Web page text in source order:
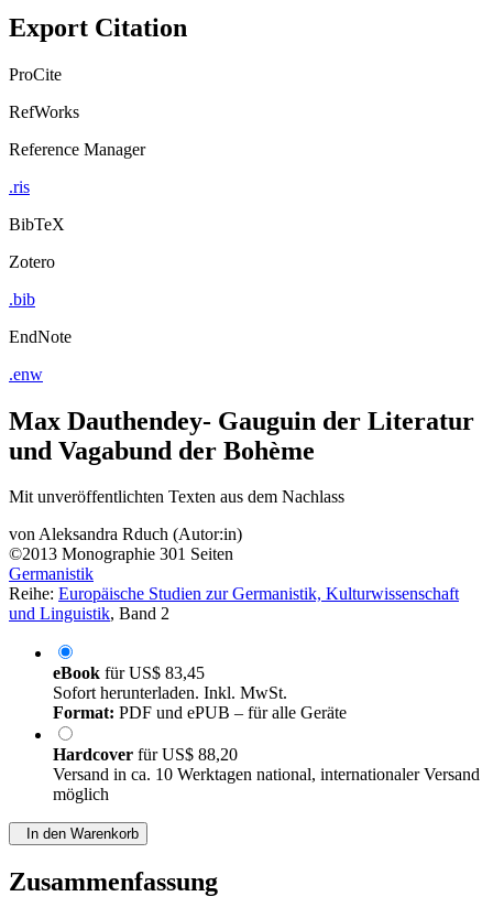
Export Citation
ProCite
RefWorks
Reference Manager
.ris
BibTeX
Zotero
.bib
EndNote
.enw
Max Dauthendey- Gauguin der Literatur
und Vagabund der Bohème
Mit unveröffentlichten Texten aus dem Nachlass
vonAleksandra Rduch (Autor:in)
©2013 Monographie 301 Seiten
Germanistik
Reihe: Europäische Studien zur Germanistik, Kulturwissenschaft
und Linguistik, Band 2
eBook fürUS$ 83,45
Sofort herunterladen. Inkl. MwSt.
Format: PDF und ePUB – für alle Geräte
Hardcover fürUS$ 88,20
Versand in ca. 10 Werktagen national, internationaler Versand
möglich
In den Warenkorb
Zusammenfassung